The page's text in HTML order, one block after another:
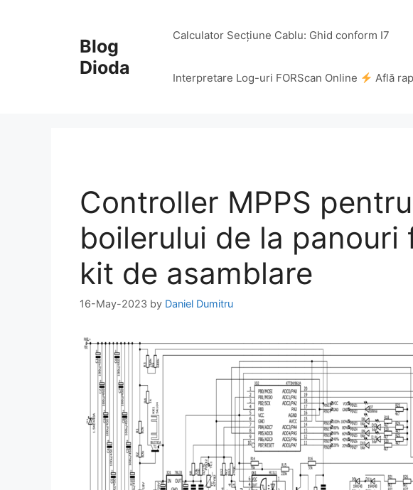
Blog
Dioda
Calculator Secțiune Cablu: Ghid conform I7
Interpretare Log-uri FORScan Online Află
Controller MPPS
boilerului de la panouri
kit de asamblare
16-May-2023 by Daniel Dumitru